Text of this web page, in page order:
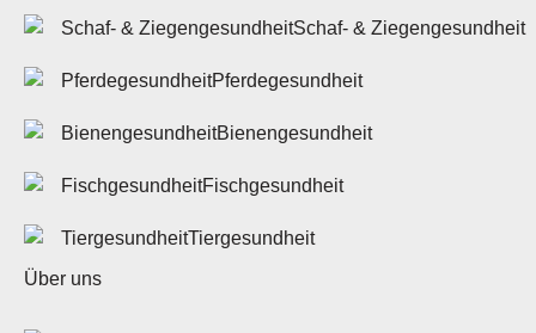
Schaf- & Ziegengesundheit
Pferdegesundheit
Bienengesundheit
Fischgesundheit
Tiergesundheit
Über uns